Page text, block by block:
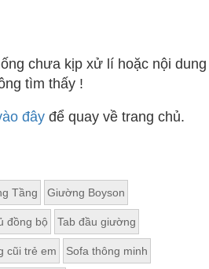
chưa kịp xử lí hoặc nội dung
tìm thấy !
đâyđể quay về trang chủ.
Tầng Giường Boyson
đồng bộ Tab đầu giường
cũi trẻ em Sofa thông minh